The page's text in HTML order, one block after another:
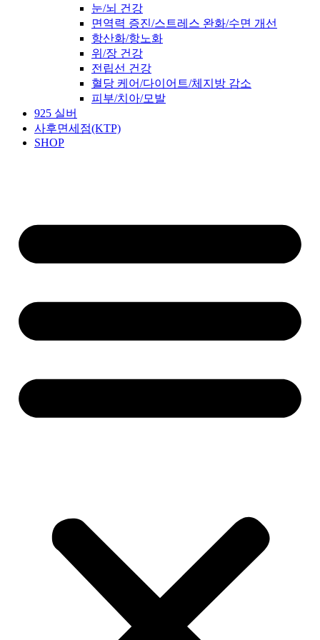
눈/뇌 건강
면역력 증진/스트레스 완화/수면 개선
항산화/항노화
위/장 건강
전립선 건강
혈당 케어/다이어트/체지방 감소
피부/치아/모발
925 실버
사후면세점(KTP)
SHOP